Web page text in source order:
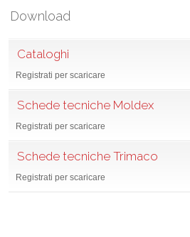
Download
Cataloghi
Registrati per scaricare
Schede tecniche Moldex
Registrati per scaricare
Schede tecniche Trimaco
Registrati per scaricare